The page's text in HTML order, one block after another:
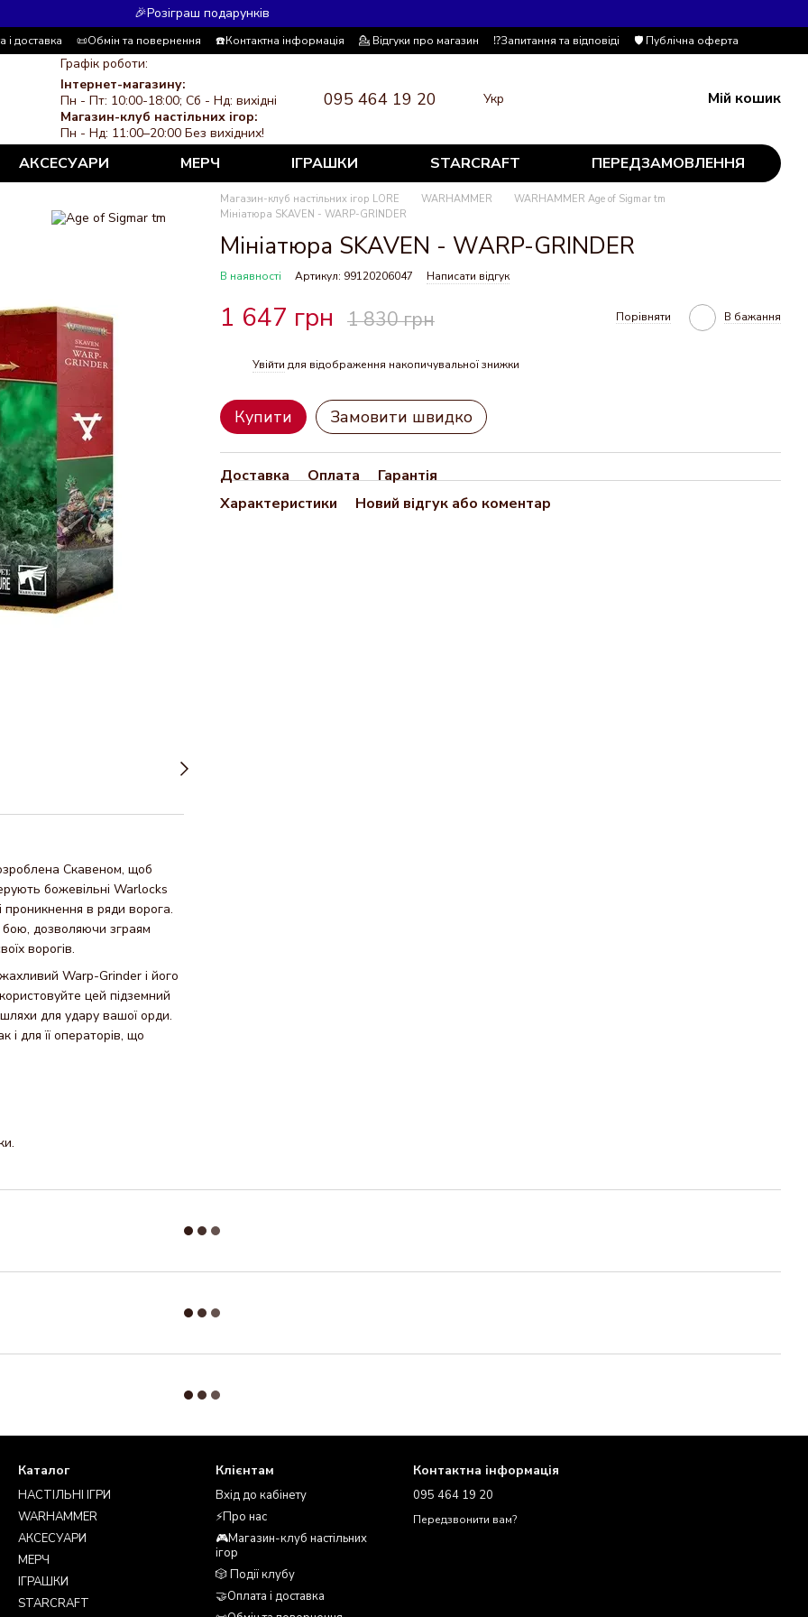
🎉Розіграш подарунків
і доставка 📜Обмін та повернення ☎️Контактна інформація 💁 Відгуки про магазин ⁉️Запитання та відповіді
🛡️ Публічна оферта
знижок
ЗМІ про нас Політика конфіденційності
Графік роботи:
Інтернет-магазину:
Пн - Пт: 10:00-18:00; Сб - Нд: вихідні
Магазин-клуб настільних ігор:
Пн - Нд: 11:00–20:00 Без вихідних!
095 464 19 20 Укр Мій кошик
АКСЕСУАРИ МЕРЧ ІГРАШКИ STARCRAFT ПЕРЕДЗАМОВЛЕННЯ
Скавеном, щоб
божевільні Warlocks
в ряди ворога.
дозволяючи зграям
ворогів.
Warp-Grinder і його
цей підземний
для удару вашої орди.
і для її операторів, що
Магазин-клуб настільних ігор LORE WARHAMMER
WARHAMMER Age of Sigmar tm
Мініатюра SKAVEN - WARP-GRINDER
Мініатюра SKAVEN - WARP-GRINDER
В наявності Артикул: 99120206047 Написати відгук
1 647 грн 1 830 грн Порівняти В бажання
Увійти для відображення накопичувальної знижки
Купити Замовити швидко
Доставка Оплата
Гарантія
Характеристики
Новий відгук або коментар
Каталог
НАСТІЛЬНІ ІГРИ
WARHAMMER
АКСЕСУАРИ
МЕРЧ
ІГРАШКИ
STARCRAFT
Клієнтам
Вхід до кабінету
⚡Про нас
🎮Магазин-клуб настільних
ігор
🎲 Події клубу
🤝Оплата і доставка
Контактна інформація
095 464 19 20
Передзвонити вам?